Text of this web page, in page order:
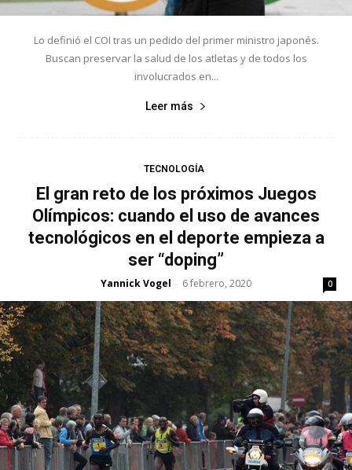
Lo definió el COI tras un pedido del primer ministro japonés.
Buscan preservar la salud de los atletas y de todos los
involucrados en...
Leer más
TECNOLOGÍA
El gran reto de los próximos Juegos
Olímpicos: cuando el uso de avances
tecnológicos en el deporte empieza a
ser “doping”
Yannick Vogel - 6 febrero, 2020 0